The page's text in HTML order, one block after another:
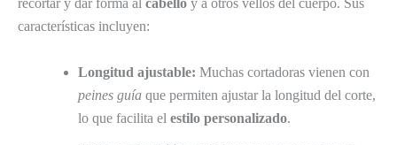
recortar y dar forma al cabello y a otros vellos del cuerpo. Sus
características incluyen:
Longitud ajustable: Muchas cortadoras vienen con
peines guía que permiten ajustar la longitud del corte,
lo que facilita el estilo personalizado.